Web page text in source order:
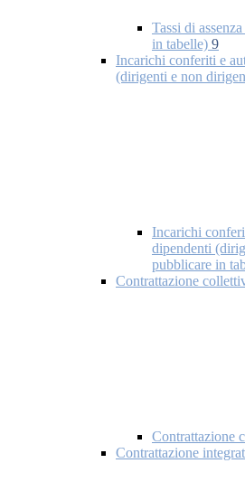
Tassi di
in tabelle) 9
Incarichi conferiti e
(dirigenti e non
Incarichi
dipendenti
pubblicare in
Contrattazione
Contrattazione
Contrattazione